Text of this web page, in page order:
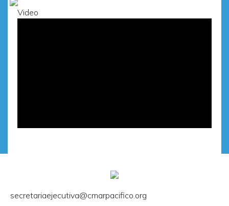
Video
secretariaejecutiva@cmarpacifico.org